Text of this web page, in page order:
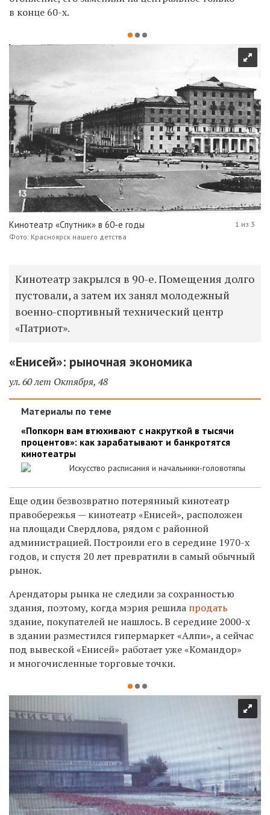
в конце 60-х.
Кинотеатр «Спутник» в 60-е годы
Фото: Красноярск нашего детства
1 из 3
Кинотеатр закрылся в 90-е. Помещения долго
пустовали, а затем их занял молодежный
военно-спортивный технический центр
«Патриот».
«Енисей»: рыночная экономика
ул. 60 лет Октября, 48
Материалы по теме
«Попкорн вам втюхивают с накруткой в тысячи
процентов»: как зарабатывают и банкротятся
кинотеатры
Искусство расписания и начальники-головотяпы
Еще один безвозвратно потерянный кинотеатр
правобережья — кинотеатр «Енисей», расположен
на площади Свердлова, рядом с районной
администрацией. Построили его в середине 1970-х
годов, и спустя 20 лет превратили в самый обычный
рынок.
Арендаторы рынка не следили за сохранностью
здания, поэтому, когда мэрия решила продать
здание, покупателей не нашлось. В середине 2000-х
в здании разместился гипермаркет «Алпи», а сейчас
под вывеской «Енисей» работает уже «Командор»
и многочисленные торговые точки.